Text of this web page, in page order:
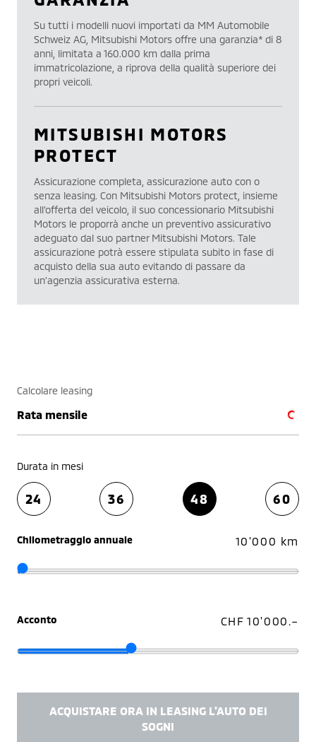
Su tutti i modelli nuovi importati da MM Automobile
Schweiz AG, Mitsubishi Motors offre una garanzia* di 8
anni, limitata a 160.000 km dalla prima
immatricolazione, a riprova della qualità superiore dei
propri veicoli.
MITSUBISHI MOTORS
PROTECT
Assicurazione completa, assicurazione auto con o
senza leasing. Con Mitsubishi Motors protect, insieme
all’offerta del veicolo, il suo concessionario Mitsubishi
Motors le proporrà anche un preventivo assicurativo
adeguato dal suo partner Mitsubishi Motors. Tale
assicurazione potrà essere stipulata subito in fase di
acquisto della sua auto evitando di passare da
un’agenzia assicurativa esterna.
Calcolare leasing
Rata mensile
Durata in mesi
24 36 48 60
Chilometraggio annuale 10'000 km
Acconto CHF 10'000.–
ACQUISTARE ORA IN LEASING L'AUTO DEI
SOGNI